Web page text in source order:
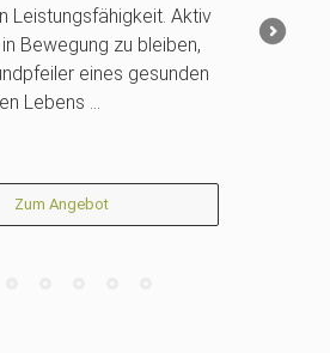
Leistungsfähigkeit. Aktiv
Bewegung zu bleiben,
eines gesunden
Lebens …
Zum Angebot